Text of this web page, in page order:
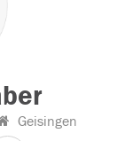
Geisingen